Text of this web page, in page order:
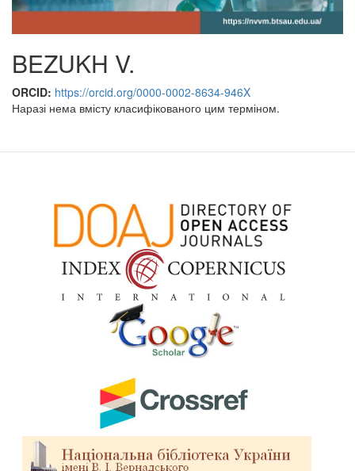
BEZUKH V.
ORCID: https://orcid.org/0000-0002-8634-946X
Наразі нема вмісту класифікованого цим терміном.